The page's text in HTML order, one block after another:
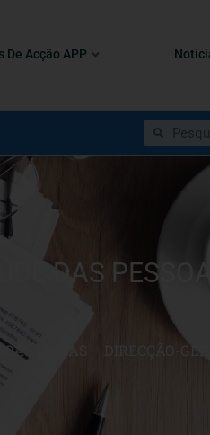
De Acção APP
DAS
IDOSAS – DIRECÇÃO-